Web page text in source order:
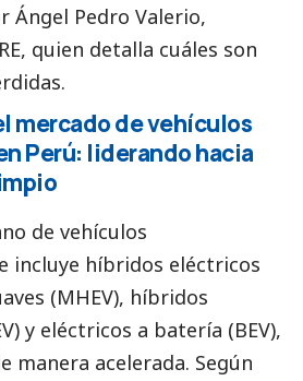
Ángel Pedro Valerio,
quien detalla cuáles son
mercado de vehículos
Perú: liderando hacia
de vehículos
incluye híbridos eléctricos
(MHEV), híbridos
y eléctricos a batería (BEV),
manera acelerada. Según